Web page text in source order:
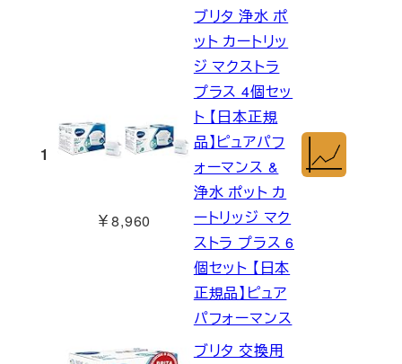
1
￥8,960
ブリタ 浄水 ポ
ット カートリッ
ジ マクストラ
プラス 4個セッ
ト 【日本正規
品】ピュアパフ
ォーマンス &
浄水 ポット カ
ートリッジ マク
ストラ プラス 6
個セット 【日本
正規品】ピュア
パフォーマンス
ブリタ 交換用